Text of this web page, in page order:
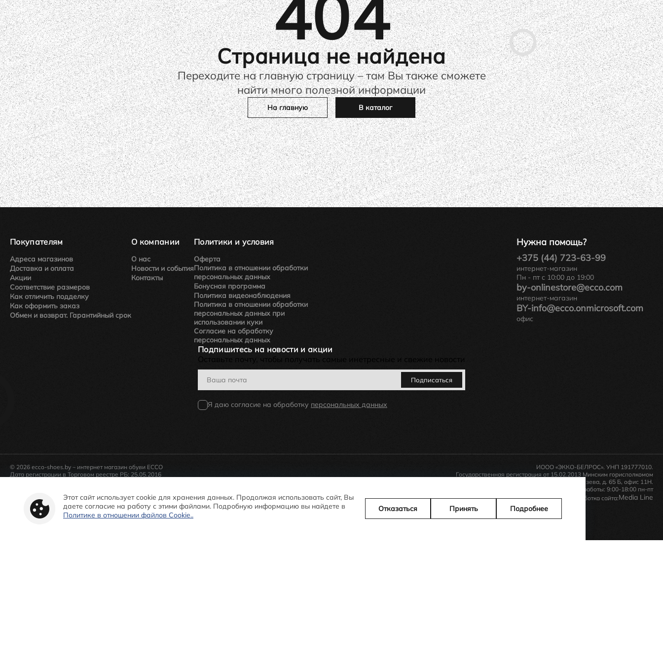
Страница не найдена
Переходите на главную страницу – там Вы также сможете
найти много полезной информации
На главную В каталог
Нужна помощь?
+375 (44) 723-63-99
интернет-магазин
Пн - пт с 10:00 до 19:00
by-onlinestore@ecco.com
интернет-магазин
BY-info@ecco.onmicrosoft.com
офис
Покупателям
Адреса магазинов
Доставка и оплата
Акции
Соответствие размеров
Как отличить подделку
Как оформить заказ
Обмен и возврат. Гарантийный срок
О компании
О нас
Новости и события
Контакты
Политики и условия
Оферта
Политика в отношении обработки
персональных данных
Бонусная программа
Политика видеонаблюдения
Политика в отношении обработки
персональных данных при
использовании куки
Согласие на обработку
персональных данных
Подпишитесь на новости и акции
Оставьте почту, чтобы получать самые инетресные и свежие новости
Я даю согласие на обработку персональных данных
Подписаться
© 2026 ecco-shoes.by – интернет магазин обуви ECCO
Дата регистрации в Торговом реестре РБ: 25.05.2016
Уполномоченный на рассмотрение обращений покупателей интернет-магазина:
Начальник сектора по интернет-торговле, телефон +375 (44) 723-63-99
ИООО «ЭККО-БЕЛРОС». УНП 191777010.
Государственная регистрация от 15.02.2013 Минским горисполкомом
Юр. адрес: Республика Беларусь, 220035, г. Минск, ул. Тимирязева, д. 65 Б, офис 11Н.
Время работы: 9:00-18:00 пн-пт
Дизайн и разработка сайта:Media Line
Этот сайт использует cookie для хранения данных. Продолжая использовать сайт, Вы
даете согласие на работу с этими файлами. Подробную информацию вы найдете в
Политике в отношении файлов Cookie..
Отказаться Принять Подробнее